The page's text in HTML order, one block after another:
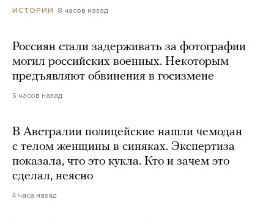
ИСТОРИИ 8 часов назад
Россиян стали задерживать за фотографии
могил российских военных. Некоторым
предъявляют обвинения в госизмене
5 часов назад
В Австралии полицейские нашли чемодан
с телом женщины в синяках. Экспертиза
показала, что это кукла. Кто и зачем это
сделал, неясно
4 часа назад